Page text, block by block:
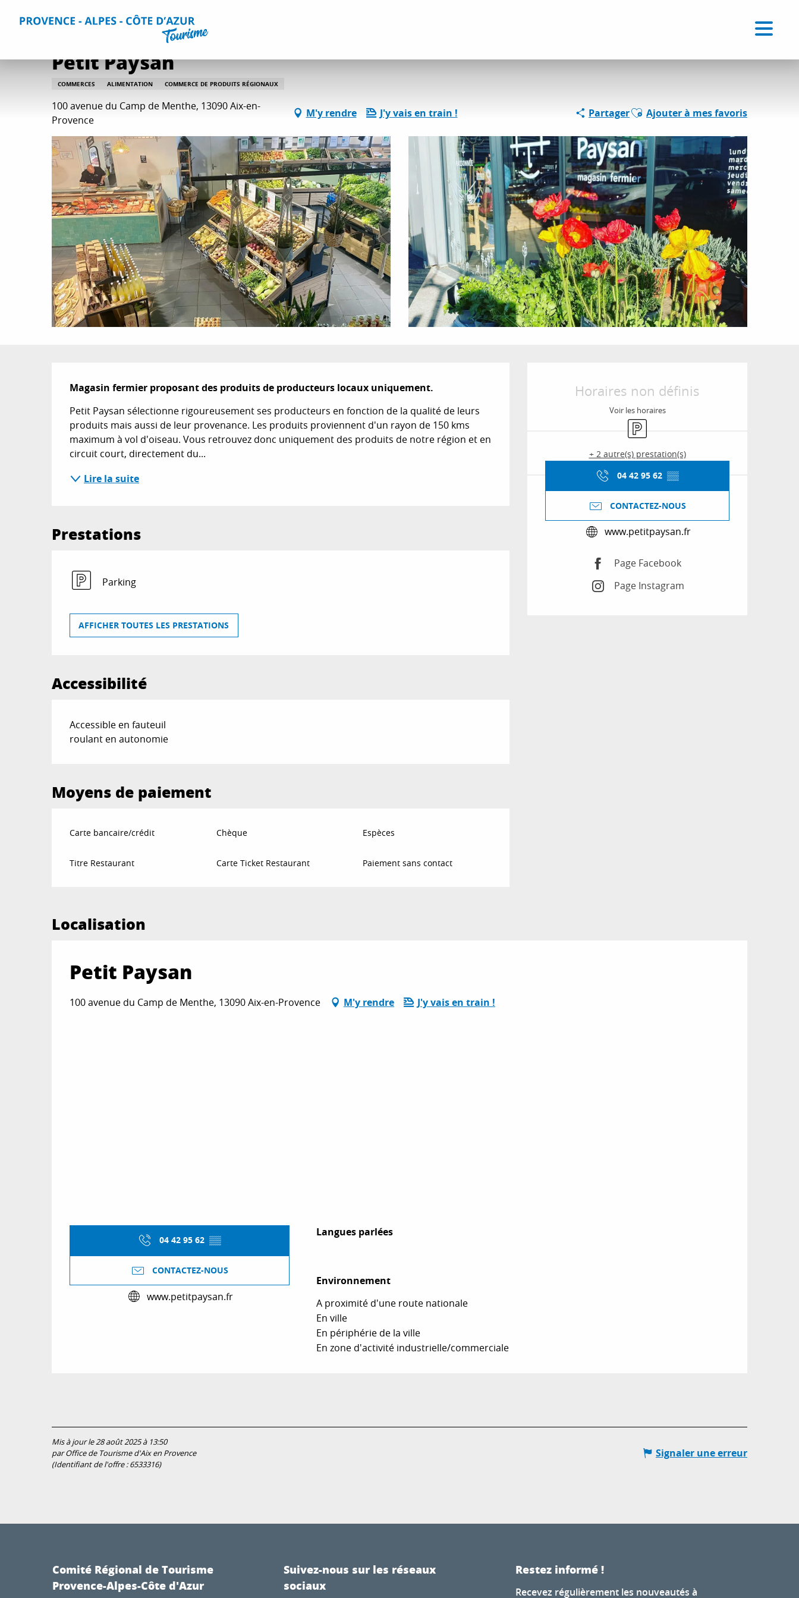
Accueil Séjourner Informations pratiques
Petit Paysan
COMMERCES ALIMENTATION COMMERCE DE PRODUITS RÉGIONAUX
100 avenue du Camp de Menthe, 13090 Aix-en-
Provence
M'y rendre J'y vais en train ! PartagerAjouter aux favoris
Ajouter à mes favoris
Ouverture et
Horaires non définis
Voir les horaires
Parking
+ 2 autre(s) prestation(s)
04 42 95 62 ▒▒
CONTACTEZ-NOUS
www.petitpaysan.fr
Page Facebook
Page Instagram
Description
Magasin fermier proposant des produits de producteurs locaux uniquement.
Petit Paysan sélectionne rigoureusement ses producteurs en fonction de la qualité de leurs
produits mais aussi de leur provenance. Les produits proviennent d'un rayon de 150 kms
maximum à vol d'oiseau. Vous retrouvez donc uniquement des produits de notre région et en
circuit court, directement du...
Lire la suite
Prestations
Parking
AFFICHER TOUTES LES PRESTATIONS
Accessibilité
Accessible en fauteuil
roulant en autonomie
Moyens de paiement
Carte bancaire/crédit Chèque Espèces
Titre Restaurant Carte Ticket Restaurant Paiement sans contact
Localisation
Petit Paysan
100 avenue du Camp de Menthe, 13090 Aix-en-Provence M'y rendre J'y vais en train !
04 42 95 62 ▒▒
CONTACTEZ-NOUS
www.petitpaysan.fr
Langues parlées
Langues parlées
Environnement
Environnement
A proximité d'une route nationale
En ville
En périphérie de la ville
En zone d'activité industrielle/commerciale
Mis à jour le 28 août 2025 à 13:50
par Office de Tourisme d'Aix en Provence
(Identifiant de l'offre :6533316)
Signaler une erreur
Comité Régional de Tourisme
Provence-Alpes-Côte d'Azur
Suivez-nous sur les réseaux
sociaux
Restez informé !
Recevez régulièrement les nouveautés à